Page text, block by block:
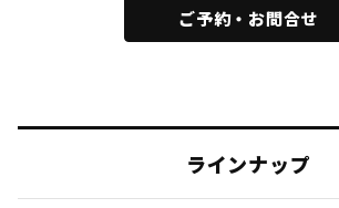
ご予約・お問合せ
ラインナップ